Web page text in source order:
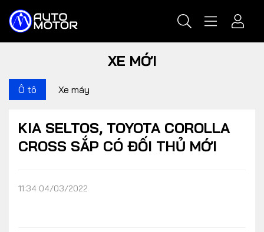
XE MỚI
Ô tô Xe máy
KIA SELTOS, TOYOTA COROLLA
CROSS SẮP CÓ ĐỐI THỦ MỚI
11:34 04/03/2022